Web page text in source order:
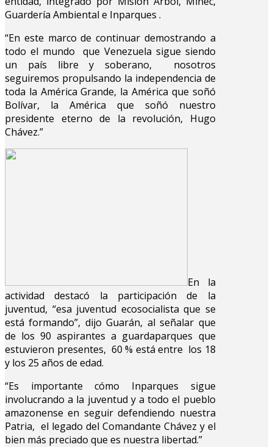
Guardería Ambiental e Inparques .
“En este marco de continuar demostrando a
todo el mundo que Venezuela sigue siendo
un país libre y soberano, nosotros
seguiremos propulsando la independencia de
toda la América Grande, la América que soñó
Bolívar, la América que soñó nuestro
presidente eterno de la revolución, Hugo
Chávez.”
En la
actividad destacó la participación de la
juventud, “esa juventud ecosocialista que se
está formando”, dijo Guarán, al señalar que
de los 90 aspirantes a guardaparques que
estuvieron presentes, 60 % está entre los 18
y los 25 años de edad.
“Es importante cómo Inparques sigue
involucrando a la juventud y a todo el pueblo
amazonense en seguir defendiendo nuestra
Patria, el legado del Comandante Chávez y el
bien más preciado que es nuestra libertad.”